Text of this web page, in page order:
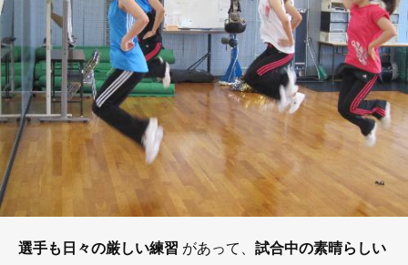
選手も日々の厳しい練習 があって、 試合中の素晴らしい